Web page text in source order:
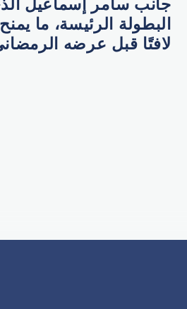
جانب سامر إسماعيل
البطولة الرئيسة، ما
لافتًا قبل عرضه